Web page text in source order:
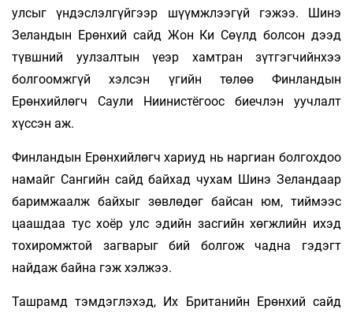
улсыг үндэслэлгүйгээр шүүмжлээгүй гэжээ. Шинэ
Зеландын Ерөнхий сайд Жон Ки Сөүлд болсон дээд
түвшний уулзалтын үеэр хамтран зүтгэгчийнхээ
болгоомжгүй хэлсэн үгийн төлөө Финландын
Ерөнхийлөгч Саули Ниинистёгоос биечлэн уучлалт
хүссэн аж.
Финландын Ерөнхийлөгч хариуд нь наргиан болгохдоо
намайг Сангийн сайд байхад чухам Шинэ Зеландаар
баримжаалж байхыг зөвлөдөг байсан юм, тиймээс
цаашдаа тус хоёр улс эдийн засгийн хөгжлийн ихэд
тохиромжтой загварыг бий болгож чадна гэдэгт
найдаж байна гэж хэлжээ.
Ташрамд тэмдэглэхэд, Их Британийн Ерөнхий сайд